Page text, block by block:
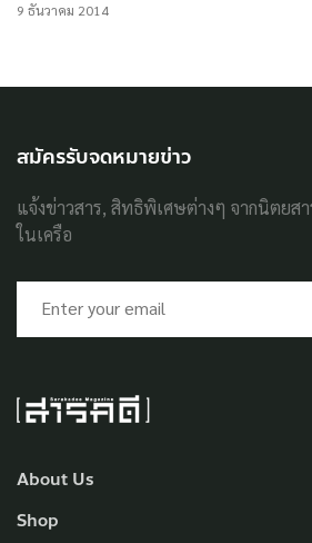
9 ธันวาคม 2014
About Us
Shop
สมัครรับจดหมายข่าว
แจ้งข่าวสาร, สิทธิพิเศษต่างๆ จากนิตยส
ในเครือ